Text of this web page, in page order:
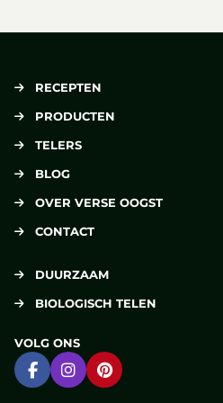
RECEPTEN
PRODUCTEN
TELERS
BLOG
OVER VERSE OOGST
CONTACT
DUURZAAM
BIOLOGISCH TELEN
VOLG ONS
Ga naar Facebook
Ga naar Instagram
Ga naar Pinterest